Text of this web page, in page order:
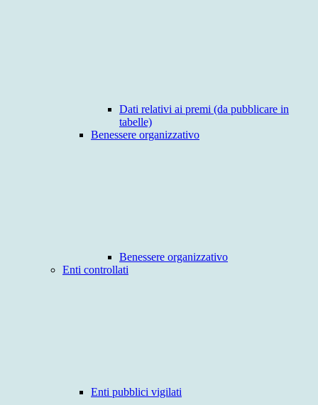
Dati relativi ai premi (da pubblicare in
tabelle)
Benessere organizzativo
Benessere organizzativo
Enti controllati
Enti pubblici vigilati